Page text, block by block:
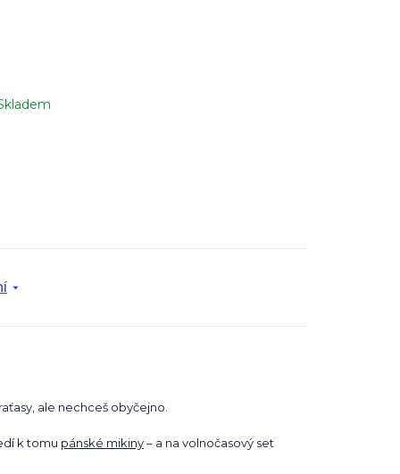
ale nechceš obyčejno.
k tomu pánské mikiny– a na volnočasový set